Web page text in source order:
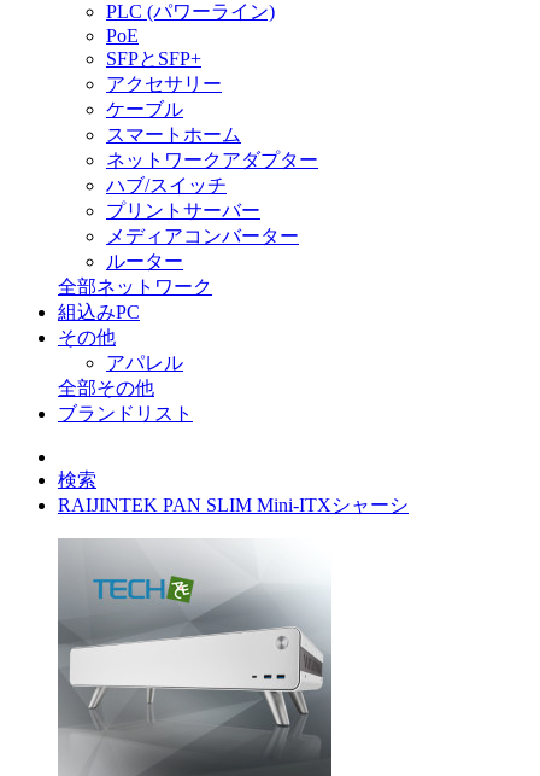
PLC (パワーライン)
PoE
SFPとSFP+
アクセサリー
ケーブル
スマートホーム
ネットワークアダプター
ハブ/スイッチ
プリントサーバー
メディアコンバーター
ルーター
全部ネットワーク
組込みPC
その他
アパレル
全部その他
ブランドリスト
検索
RAIJINTEK PAN SLIM Mini-ITXシャーシ